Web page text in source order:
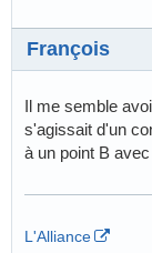
François
Il me semble
s'agissait d'un
à un point B
L'Alliance